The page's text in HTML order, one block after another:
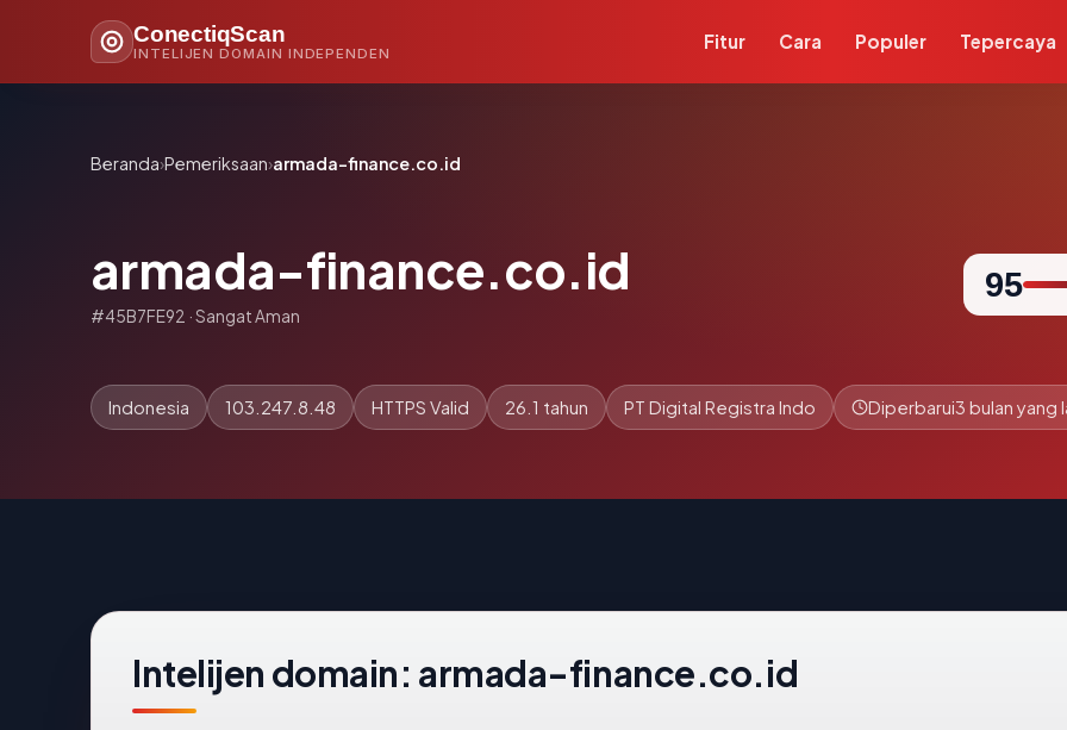
ConectiqScan
INTELIJEN DOMAIN INDEPENDEN
Fitur Cara Populer Tepercaya
Beranda›Pemeriksaan›armada-finance.co.id
armada-finance.co.id
#45B7FE92 · Sangat Aman
95
Indonesia 103.247.8.48 HTTPS Valid 26.1 tahun PT Digital Registra Indo Diperbarui3 bulan yang
Intelijen domain: armada-finance.co.id